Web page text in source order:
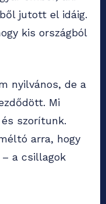
jutott el idáig.
kis országból
nyilvános, de a
Mi
szorítunk.
arra, hogy
a csillagok